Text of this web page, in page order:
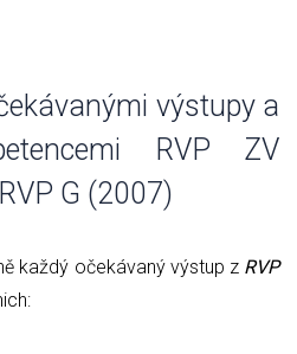
výstupy a
RVP ZV
G (2007)
každý očekávaný výstup z RVP